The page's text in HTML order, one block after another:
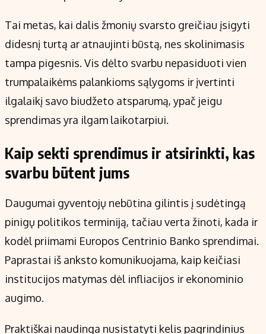
Tai metas, kai dalis žmonių svarsto greičiau įsigyti
didesnį turtą ar atnaujinti būstą, nes skolinimasis
tampa pigesnis. Vis dėlto svarbu nepasiduoti vien
trumpalaikėms palankioms sąlygoms ir įvertinti
ilgalaikį savo biudžeto atsparumą, ypač jeigu
sprendimas yra ilgam laikotarpiui.
Kaip sekti sprendimus ir atsirinkti, kas
svarbu būtent jums
Daugumai gyventojų nebūtina gilintis į sudėtingą
pinigų politikos terminiją, tačiau verta žinoti, kada ir
kodėl priimami Europos Centrinio Banko sprendimai.
Paprastai iš anksto komunikuojama, kaip keičiasi
institucijos matymas dėl infliacijos ir ekonominio
augimo.
Praktiškai naudinga nusistatyti kelis pagrindinius